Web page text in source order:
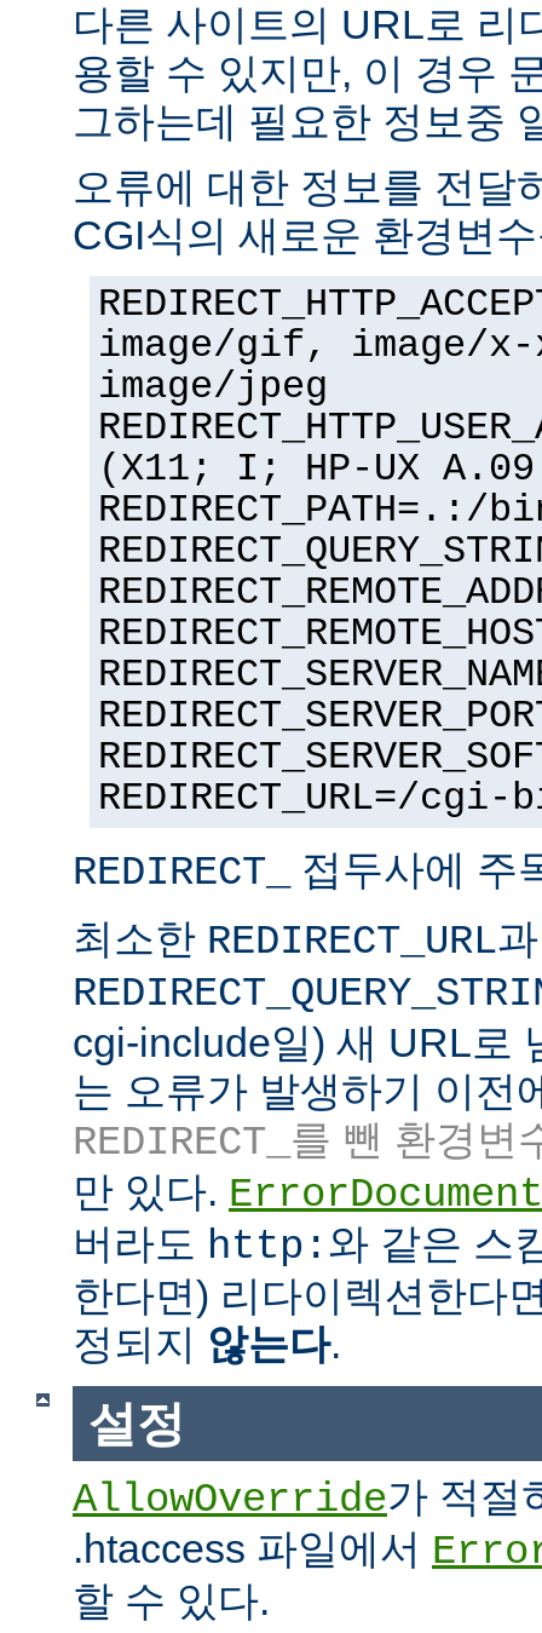
다른 사이트의 URL로 리
용할 수 있지만, 이 경우
그하는데 필요한 정보중
오류에 대한 정보를 전달
CGI식의 새로운 환경변
image/gif, image/x-
image/jpeg
(X11; I; HP-UX
REDIRECT_URL=/
REDIRECT_
접두사에 주
최소한 REDIRECT_URL과
cgi-include일) 새 URL로
는 오류가 발생하기 이전
REDIRECT_ 를 뺀 환경변
만 있다. ErrorDocument
버라도 http: 와 같은 스
한다면) 리다이렉션한다
정되지 않는다.
설정
AllowOverride가 적절
.htaccess 파일에서
할 수 있다.